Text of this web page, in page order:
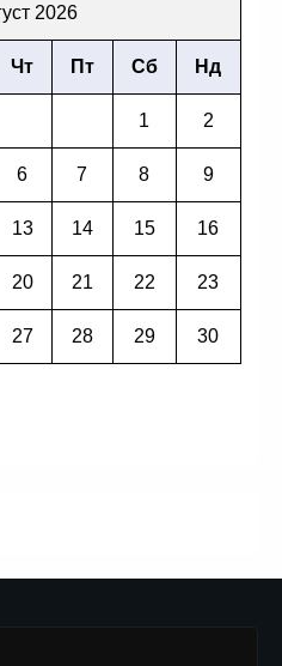
2026
Чт Пт Сб Нд
1 2
6 7 8 9
13 14 15 16
20 21 22 23
27 28 29 30